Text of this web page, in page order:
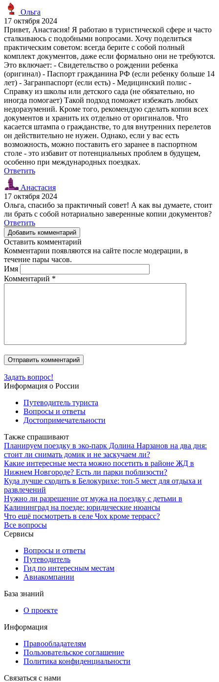
Ольга
17 октября 2024
Привет, Анастасия! Я работаю в туристической сфере и часто
сталкиваюсь с подобными вопросами. Хочу поделиться
практическим советом: всегда берите с собой полный
комплект документов, даже если формально они не требуются.
Это включает: - Свидетельство о рождении ребенка
(оригинал) - Паспорт гражданина РФ (если ребенку больше 14
лет) - Загранпаспорт (если есть) - Медицинский полис -
Справку из школы или детского сада (не обязательно, но
иногда помогает) Такой подход поможет избежать любых
недоразумений. Кроме того, рекомендую сделать копии всех
документов и хранить их отдельно от оригиналов. Что
касается штампа о гражданстве, то для внутренних перелетов
он действительно не нужен. Однако, если у вас есть
возможность, можно поставить его заранее в паспортном
столе - это избавит от потенциальных проблем в будущем,
особенно при международных поездках.
Ответить
Анастасия
17 октября 2024
Ольга, спасибо за практичный совет! А как вы думаете, стоит
ли брать с собой нотариально заверенные копии документов?
Ответить
Добавить комментарий
Оставить комментарий
Комментарии появляются на сайте после модерации, в
течение пары часов.
Имя
Комментарий *
Задать вопрос!
Информация о России
Путеводитель туриста
Вопросы и ответы
Достопримечательности
Также спрашивают
Планируем поездку в эко-парк Долина Нарзанов на два дня:
стоит ли снимать домик и не заскучаем ли?
Какие интересные места можно посетить в районе ЖД в
Нижнем Новгороде? Есть ли парки поблизости?
Куда лучше сходить в Белокурихе: топ-5 мест для отдыха и
развлечений
Нужно ли разрешение от мужа на поездку с детьми в
Калининград на поезде: юридические нюансы
Что ещё посмотреть в селе Чох кроме террасс?
Все вопросы
Сервисы
Вопросы и ответы
Путеводитель
Гид по интересным местам
Авиакомпании
База знаний
О проекте
Информация
Правообладателям
Пользовательское соглашение
Политика конфиденциальности
Связаться с нами